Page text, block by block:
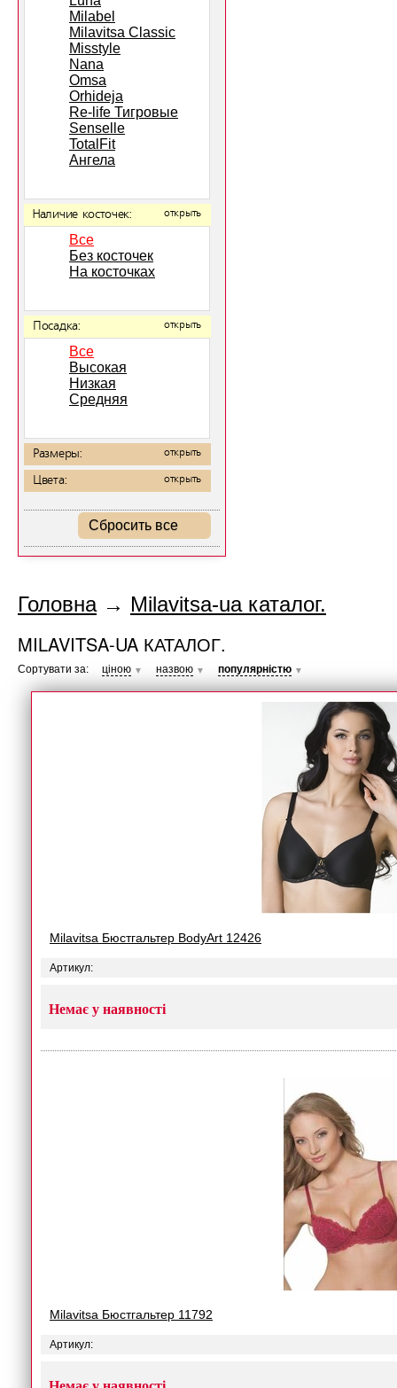
Milabel
Milavitsa Classic
Misstyle
Nana
Omsa
Orhideja
Re-life Тигровые
Senselle
TotalFit
Ангела
Наличие косточек: открыть
Все
Без косточек
На косточках
Посадка: открыть
Все
Высокая
Низкая
Средняя
Размеры: открыть
Цвета: открыть
Сбросить все
Головна→ Milavitsa-ua каталог.
MILAVITSA-UA КАТАЛОГ.
Сортувати за: ціною ▼ назвою ▼ популярністю ▼
Milavitsa Бюстгальтер BodyArt 12426
Артикул:
Немає у наявності
Milavitsa Бюстгальтер 11792
Артикул: